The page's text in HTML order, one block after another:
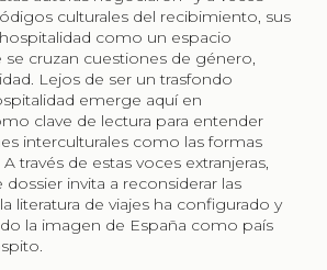
culturales del recibimiento, sus
como un espacio
cruzan cuestiones de género,
Lejos de ser un trasfondo
emerge aquí en
clave de lectura para entender
interculturales como las formas
A través de estas voces extranjeras,
dossier invita a reconsiderar las
literatura de viajes ha configurado y
la imagen de España como país